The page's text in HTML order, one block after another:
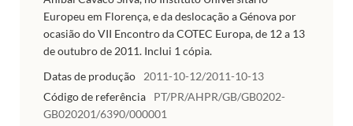
Europeu em Florença, e da deslocação a Génova por
ocasião do VII Encontro da COTEC Europa, de 12 a 13
de outubro de 2011. Inclui 1 cópia.
Datas de produção
2011-10-12/2011-10-13
Código de referência
PT/PR/AHPR/GB/GB0202-
GB020201/6390/000001